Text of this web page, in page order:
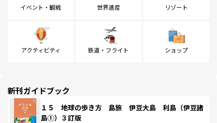
イベント・観戦 世界遺産 リゾート
アクティビティ 鉄道・フライト ショップ
新刊ガイドブック
１５ 地球の歩き方 島旅 伊豆大島 利島（伊豆諸
島①）３訂版